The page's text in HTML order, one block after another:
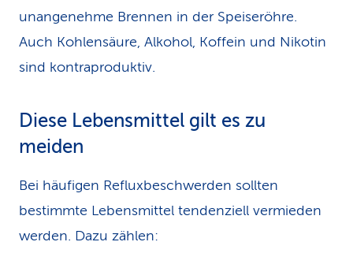
unangenehme Brennen in der Speiseröhre.
Auch Kohlensäure, Alkohol, Koffein und Nikotin
sind kontraproduktiv.
Diese Lebensmittel gilt es zu
meiden
Bei häufigen Refluxbeschwerden sollten
bestimmte Lebensmittel tendenziell vermieden
werden. Dazu zählen: